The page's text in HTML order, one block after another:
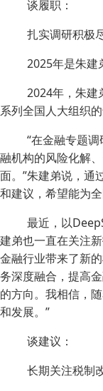
谈履职：
扎实调研积极
2025年是朱建
2024年，朱建
系列全国人大组织
“在金融专题
融机构的风险化解
面。”朱建弟说，通
和建议，希望能为
最近，以
建弟也一直在关注
金融行业带来了新
务深度融合，提高
的方向。我相信，
和发展。”
谈建议：
长期关注税制